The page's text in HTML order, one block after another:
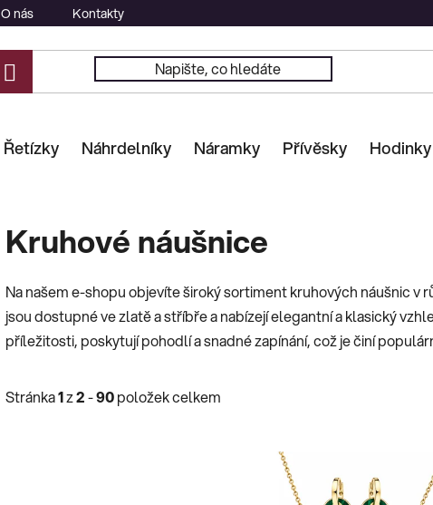
O nás Kontakty
Řetízky Náhrdelníky Náramky Přívěsky Hodinky
Kruhové náušnice
Na našem e-shopu objevíte široký sortiment kruhových náušnic v
jsou dostupné ve zlatě a stříbře a nabízejí elegantní a klasický
příležitosti, poskytují pohodlí a snadné zapínání, což je činí
Stránka1z2-90položek celkem